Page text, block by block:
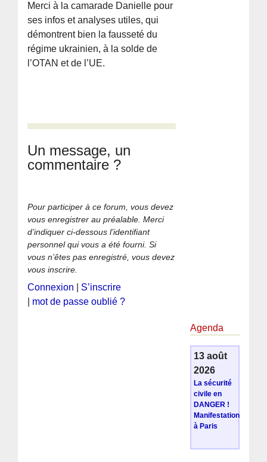
Merci à la camarade Danielle pour
ses infos et analyses utiles, qui
démontrent bien la fausseté du
régime ukrainien, à la solde de
l’OTAN et de l’UE.
Un message, un
commentaire ?
Pour participer à ce forum, vous devez
vous enregistrer au préalable. Merci
d’indiquer ci-dessous l’identifiant
personnel qui vous a été fourni. Si
vous n’êtes pas enregistré, vous devez
vous inscrire.
Connexion
S’inscrire
mot de passe oublié ?
Agenda
13 août
2026
La sécurité
civile en
DANGER !
Manifestation
à Paris